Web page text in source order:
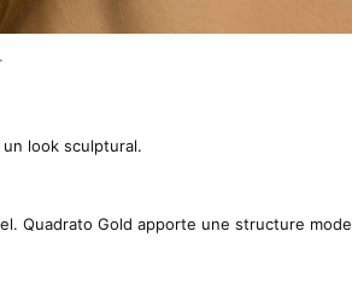
un look sculptural.
Quadrato Gold apporte une structure